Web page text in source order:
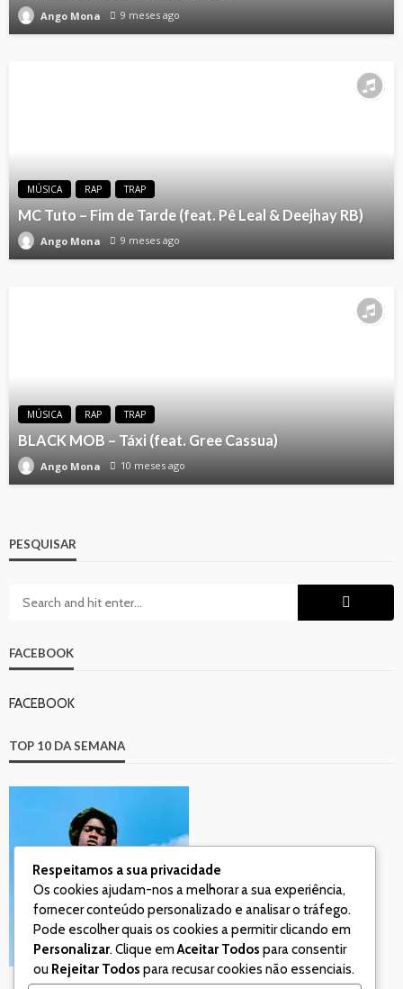
Ango Mona 9 meses ago
MÚSICA RAP TRAP
MC Tuto – Fim de Tarde (feat. Pê Leal & Deejhay RB)
Ango Mona 9 meses ago
MÚSICA RAP TRAP
BLACK MOB – Táxi (feat. Gree Cassua)
Ango Mona 10 meses ago
PESQUISAR
FACEBOOK
FACEBOOK
TOP 10 DA SEMANA
Respeitamos a sua privacidade
Os cookies ajudam-nos a melhorar a sua experiência,
fornecer conteúdo personalizado e analisar o tráfego.
Pode escolher quais os cookies a permitir clicando em
Personalizar. Clique emAceitar Todos para consentir
ou Rejeitar Todos para recusar cookies não essenciais.